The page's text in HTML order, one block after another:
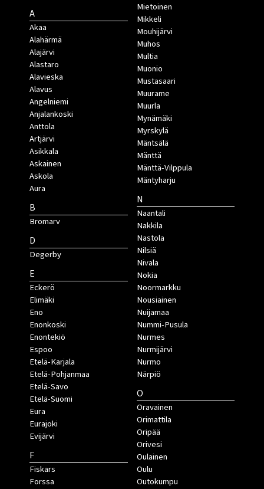
A
Akaa
Alahärmä
Alajärvi
Alastaro
Alavieska
Alavus
Angelniemi
Anjalankoski
Anttola
Artjärvi
Asikkala
Askainen
Askola
Aura
B
Bromarv
D
Degerby
E
Eckerö
Elimäki
Eno
Enonkoski
Enontekiö
Espoo
Etelä-Karjala
Etelä-Pohjanmaa
Etelä-Savo
Etelä-Suomi
Eura
Eurajoki
Evijärvi
F
Fiskars
Forssa
Mietoinen
Mikkeli
Mouhijärvi
Muhos
Multia
Muonio
Mustasaari
Muurame
Muurla
Mynämäki
Myrskylä
Mäntsälä
Mänttä
Mänttä-Vilppula
Mäntyharju
N
Naantali
Nakkila
Nastola
Nilsiä
Nivala
Nokia
Noormarkku
Nousiainen
Nuijamaa
Nummi-Pusula
Nurmes
Nurmijärvi
Nurmo
Närpiö
O
Oravainen
Orimattila
Oripää
Orivesi
Oulainen
Oulu
Outokumpu